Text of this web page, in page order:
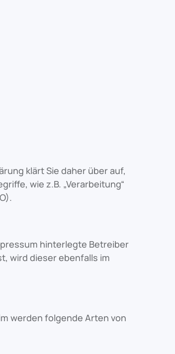
klärt Sie daher über auf,
wie z.B. „Verarbeitung“
hinterlegte Betreiber
wird dieser ebenfalls im
werden folgende Arten von